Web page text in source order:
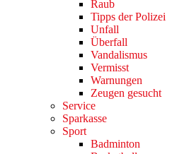
Raub
Tipps der Polizei
Unfall
Überfall
Vandalismus
Vermisst
Warnungen
Zeugen gesucht
Service
Sparkasse
Sport
Badminton